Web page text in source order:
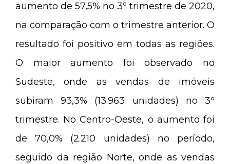
aumento de 57,5% no 3º trimestre de 2020,
na comparação com o trimestre anterior. O
resultado foi positivo em todas as regiões.
O maior aumento foi observado no
Sudeste, onde as vendas de imóveis
subiram 93,3% (13.963 unidades) no 3º
trimestre. No Centro-Oeste, o aumento foi
de 70,0% (2.210 unidades) no período,
seguido da região Norte, onde as vendas